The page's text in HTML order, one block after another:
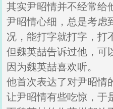
其实尹昭情并不经常给
尹昭情心细，总是考虑
况，能打字就打字，打
但魏英喆告诉过他，可
因为魏英喆喜欢听。
他首次表达了对尹昭情
让尹昭情有些吃惊，于